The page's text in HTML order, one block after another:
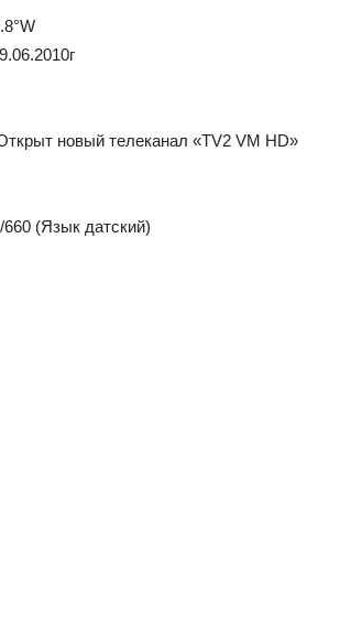
новый телеканал «TV2 VM HD»
(Язык датский)